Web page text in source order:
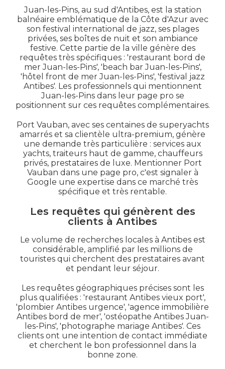
Juan-les-Pins, au sud d'Antibes, est la station
balnéaire emblématique de la Côte d'Azur avec
son festival international de jazz, ses plages
privées, ses boîtes de nuit et son ambiance
festive. Cette partie de la ville génère des
requêtes très spécifiques : 'restaurant bord de
mer Juan-les-Pins', 'beach bar Juan-les-Pins',
'hôtel front de mer Juan-les-Pins', 'festival jazz
Antibes'. Les professionnels qui mentionnent
Juan-les-Pins dans leur page pro se
positionnent sur ces requêtes complémentaires.
Port Vauban, avec ses centaines de superyachts
amarrés et sa clientèle ultra-premium, génère
une demande très particulière : services aux
yachts, traiteurs haut de gamme, chauffeurs
privés, prestataires de luxe. Mentionner Port
Vauban dans une page pro, c'est signaler à
Google une expertise dans ce marché très
spécifique et très rentable.
Les requêtes qui génèrent des
clients à Antibes
Le volume de recherches locales à Antibes est
considérable, amplifié par les millions de
touristes qui cherchent des prestataires avant
et pendant leur séjour.
Les requêtes géographiques précises sont les
plus qualifiées : 'restaurant Antibes vieux port',
'plombier Antibes urgence', 'agence immobilière
Antibes bord de mer', 'ostéopathe Antibes Juan-
les-Pins', 'photographe mariage Antibes'. Ces
clients ont une intention de contact immédiate
et cherchent le bon professionnel dans la
bonne zone.